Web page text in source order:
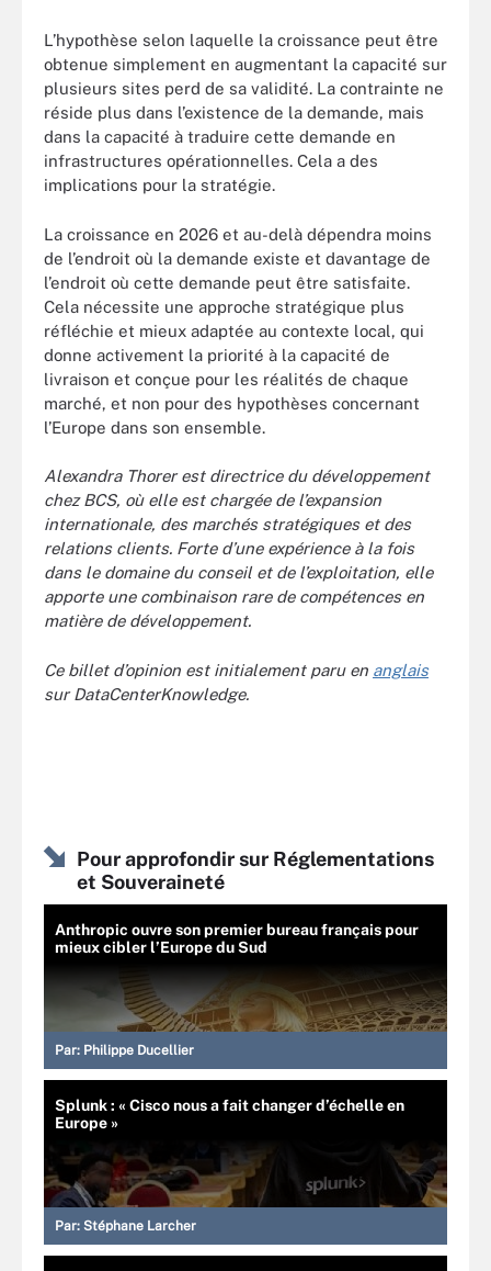
L’hypothèse selon laquelle la croissance peut être
obtenue simplement en augmentant la capacité sur
plusieurs sites perd de sa validité. La contrainte ne
réside plus dans l’existence de la demande, mais
dans la capacité à traduire cette demande en
infrastructures opérationnelles. Cela a des
implications pour la stratégie.
La croissance en 2026 et au-delà dépendra moins
de l’endroit où la demande existe et davantage de
l’endroit où cette demande peut être satisfaite.
Cela nécessite une approche stratégique plus
réfléchie et mieux adaptée au contexte local, qui
donne activement la priorité à la capacité de
livraison et conçue pour les réalités de chaque
marché, et non pour des hypothèses concernant
l’Europe dans son ensemble.
Alexandra Thorer est directrice du développement
chez BCS, où elle est chargée de l’expansion
internationale, des marchés stratégiques et des
relations clients. Forte d’une expérience à la fois
dans le domaine du conseil et de l’exploitation, elle
apporte une combinaison rare de compétences en
matière de développement.
Ce billet d’opinion est initialement paru en anglais
sur DataCenterKnowledge.
Pour approfondir sur Réglementations
et Souveraineté
Anthropic ouvre son premier bureau français pour
mieux cibler l’Europe du Sud
Par: Philippe Ducellier
Splunk : « Cisco nous a fait changer d’échelle en
Europe »
Par: Stéphane Larcher